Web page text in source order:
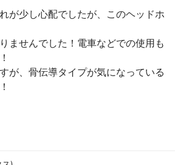
が少し心配でしたが、このヘッドホ
ませんでした！電車などでの使用も
が、骨伝導タイプが気になっている